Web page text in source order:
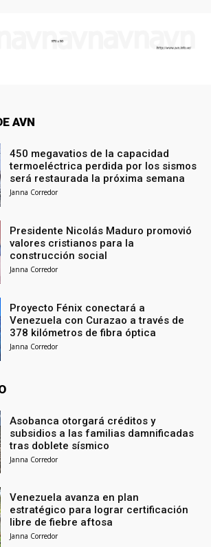
AVN
450 megavatios de la capacidad
termoeléctrica perdida por los sismos
será restaurada la próxima semana
Janna Corredor
Presidente Nicolás Maduro promovió
valores cristianos para la
construcción social
Janna Corredor
Proyecto Fénix conectará a
Venezuela con Curazao a través de
378 kilómetros de fibra óptica
Janna Corredor
Asobanca otorgará créditos y
subsidios a las familias damnificadas
tras doblete sísmico
Janna Corredor
Venezuela avanza en plan
estratégico para lograr certificación
libre de fiebre aftosa
Janna Corredor